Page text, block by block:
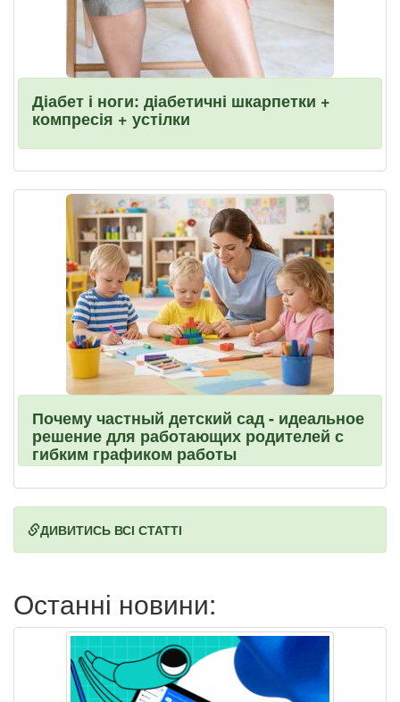
Діабет і ноги: діабетичні шкарпетки +
компресія + устілки
Почему частный детский сад - идеальное
решение для работающих родителей с
гибким графиком работы
ДИВИТИСЬ ВСІ СТАТТІ
Останні новини: